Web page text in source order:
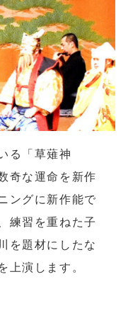
る「草薙神
奇な運命を新作
ングに新作能で
練習を重ねた子
を題材にしたな
上演します。